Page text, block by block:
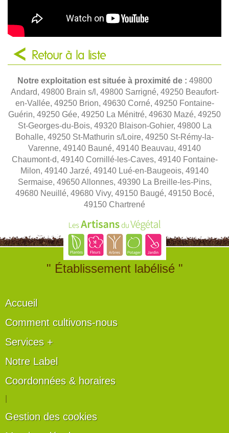
Retour à la liste
Notre exploitation est située à proximité de : 49800
Andard, 49800 Brain s/l, 49800 Sarrigné, 49250 Beaufort-
en-Vallée, 49250 Brion, 49630 Corné, 49250 Fontaine-
Guérin, 49250 Gée, 49250 La Ménitré, 49630 Mazé, 49250
St-Georges-du-Bois, 49320 Blaison-Gohier, 49800 La
Bohalle, 49250 St-Mathurin s/Loire, 49250 St-Rémy-la-
Varenne, 49140 Bauné, 49140 Beauvau, 49140
Chaumont-d, 49140 Cornillé-les-Caves, 49140 Fontaine-
Milon, 49140 Jarzé, 49140 Lué-en-Baugeois, 49140
Sermaise, 49650 Allonnes, 49390 La Breille-les-Pins,
49680 Neuillé, 49680 Vivy, 49150 Baugé, 49150 Bocé,
49150 Chartrené
" Établissement labélisé "
Accueil
Comment cultivons-nous
Services +
Notre Label
Coordonnées & horaires
Gestion des cookies